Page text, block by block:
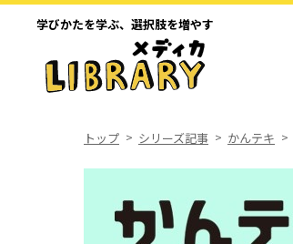
学びかたを学ぶ、 選択肢を増やす
トップ シリーズ記事 かんテキ